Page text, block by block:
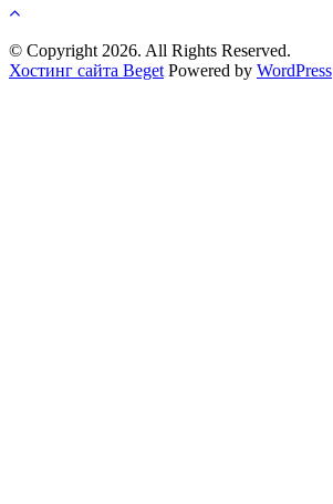
© Copyright 2026. All Rights Reserved.
Хостинг сайта Beget Powered by WordPress